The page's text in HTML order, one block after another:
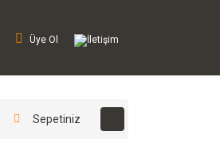
Üye Ol İletişim
Sepetiniz